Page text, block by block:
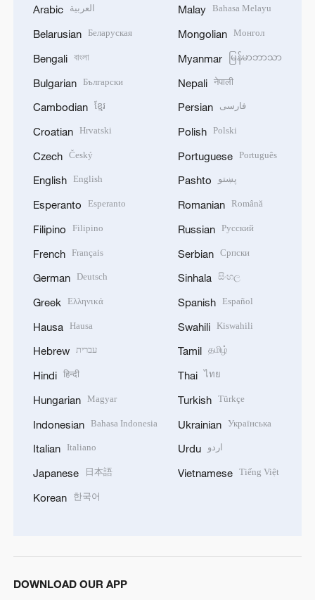
Arabic العربية
Belarusian Беларуская
Bengali বাংলা
Bulgarian Български
Cambodian ខ្មែរ
Croatian Hrvatski
Czech Český
English English
Esperanto Esperanto
Filipino Filipino
French Français
German Deutsch
Greek Ελληνικά
Hausa Hausa
Hebrew עברית
Hindi हिन्दी
Hungarian Magyar
Indonesian Bahasa Indonesia
Italian Italiano
Japanese 日本語
Korean 한국어
Malay Bahasa Melayu
Mongolian Монгол
Myanmar မြန်မာဘာသာ
Nepali नेपाली
Persian فارسی
Polish Polski
Portuguese Português
Pashto پښتو
Romanian Română
Russian Русский
Serbian Српски
Sinhala සිංහල
Spanish Español
Swahili Kiswahili
Tamil தமிழ்
Thai ไทย
Turkish Türkçe
Ukrainian Українська
Urdu اردو
Vietnamese Tiếng Việt
DOWNLOAD OUR APP